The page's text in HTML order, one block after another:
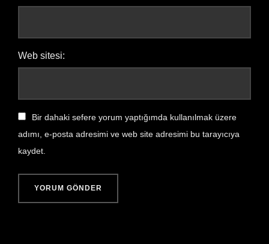
Web sitesi:
Bir dahaki sefere yorum yaptığımda kullanılmak üzere
adımı, e-posta adresimi ve web site adresimi bu tarayıcıya
kaydet.